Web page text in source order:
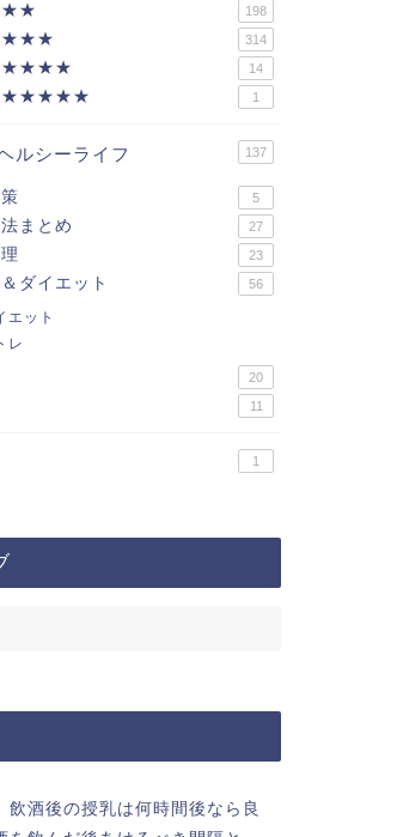
★★ 198
★★★ 314
★★★★ 14
★★★★★ 1
ルシーライフ 137
5
まとめ 27
23
ダイエット 56
エット
レ
20
11
1
飲酒後の授乳は何時間後なら良